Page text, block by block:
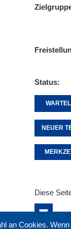
Status
NEUER
an Cookies.
Diese